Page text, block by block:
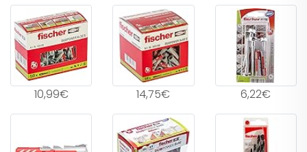
10,99€ 14,75€ 6,22€